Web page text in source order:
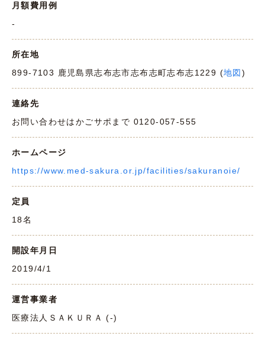
月額費用例
-
所在地
899-7103 鹿児島県志布志市志布志町志布志1229 (地図 )
連絡先
お問い合わせはかごサポまで 0120-057-555
ホームページ
https://www.med-sakura.or.jp/facilities/sakuranoie/
定員
18名
開設年月日
2019/4/1
運営事業者
医療法人ＳＡＫＵＲＡ (-)